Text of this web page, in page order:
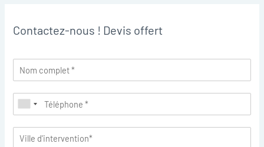
Contactez-nous ! Devis offert